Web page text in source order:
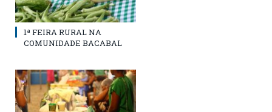
1ª FEIRA RURAL NA
COMUNIDADE BACABAL